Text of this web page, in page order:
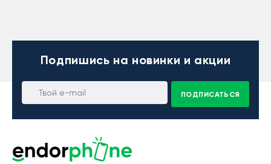
Подпишись на новинки и акции
ПОДПИСАТЬСЯ